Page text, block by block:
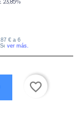
favorite_border